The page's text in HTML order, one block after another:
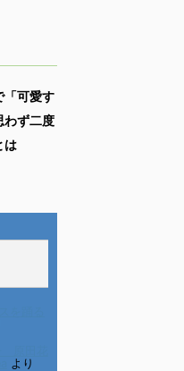
「可愛す
ず二度
は
より